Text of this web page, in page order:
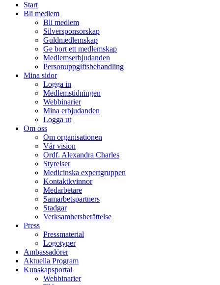
Start
Bli medlem
Bli medlem
Silversponsorskap
Guldmedlemskap
Ge bort ett medlemskap
Medlemserbjudanden
Personuppgiftsbehandling
Mina sidor
Logga in
Medlemstidningen
Webbinarier
Mina erbjudanden
Logga ut
Om oss
Om organisationen
Vår vision
Ordf. Alexandra Charles
Styrelser
Medicinska expertgruppen
Kontaktkvinnor
Medarbetare
Samarbetspartners
Stadgar
Verksamhetsberättelse
Press
Pressmaterial
Logotyper
Ambassadörer
Aktuella Program
Kunskapsportal
Webbinarier